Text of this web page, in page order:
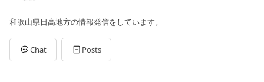
和歌山県日高地方の情報発信をしています。
Chat Posts